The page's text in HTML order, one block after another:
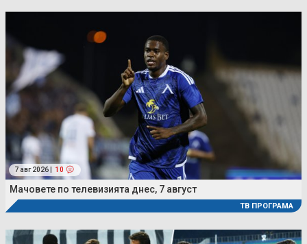
7 авг 2026 | 10
Мачовете по телевизията днес, 7 август
ТВ ПРОГРАМА